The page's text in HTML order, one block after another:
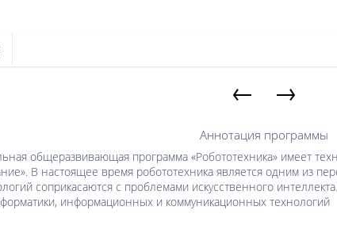
← →
Аннотация программы
общеразвивающая программа «Робототехника» имеет
В настоящее время робототехника является одним из
соприкасаются с проблемами искусственного
информационных и коммуникационных технологий